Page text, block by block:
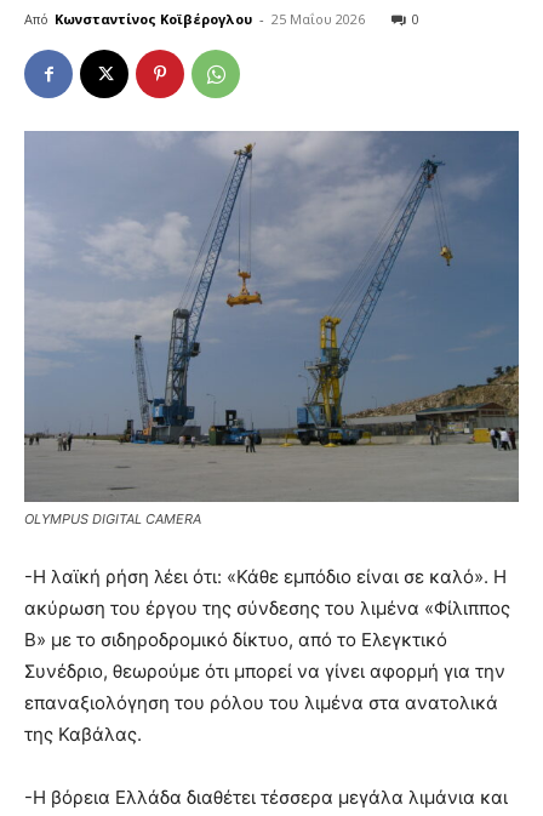
Από Κωνσταντίνος Κοϊβέρογλου - 25 Μαΐου 2026 0
OLYMPUS DIGITAL CAMERA
-Η λαϊκή ρήση λέει ότι: «Κάθε εμπόδιο είναι σε καλό». Η
ακύρωση του έργου της σύνδεσης του λιμένα «Φίλιππος
Β» με το σιδηροδρομικό δίκτυο, από το Ελεγκτικό
Συνέδριο, θεωρούμε ότι μπορεί να γίνει αφορμή για την
επαναξιολόγηση του ρόλου του λιμένα στα ανατολικά
της Καβάλας.
-Η βόρεια Ελλάδα διαθέτει τέσσερα μεγάλα λιμάνια και